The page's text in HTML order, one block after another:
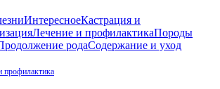
ИнтересноеКастрация и
Лечение и профилактикаПороды
родаСодержание и уход
профилактика